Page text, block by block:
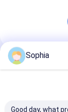
추천된 제품
Sophia
Good day, what